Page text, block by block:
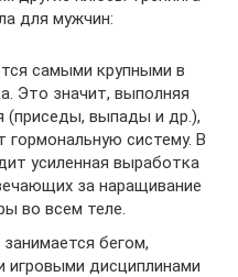
для мужчин:
самыми крупными в
Это значит, выполняя
(приседы, выпады и др.),
гормональную систему. В
усиленная выработка
за наращивание
во всем теле.
бегом,
игровыми дисциплинами